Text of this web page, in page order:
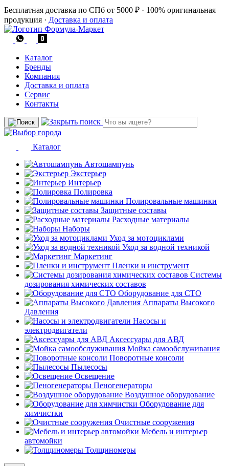
Бесплатная доставка по СПб от 5000 ₽ · 100% оригинальная
продукция · Доставка и оплата
Каталог
Бренды
Компания
Доставка и оплата
Сервис
Контакты
Каталог
Автошампунь
Экстерьер
Интерьер
Полировка
Полировальные машинки
Защитные составы
Расходные материалы
Наборы
Уход за мотоциклами
Уход за водной техникой
Маркетинг
Пленки и инструмент
Системы
дозирования химических составов
Оборудование для СТО
Аппараты Высокого
Давления
Насосы и
электродвигатели
Аксессуары для АВД
Мойка самообслуживания
Поворотные консоли
Пылесосы
Освещение
Пеногенераторы
Воздушное оборудование
Оборудование для
химчистки
Очистные сооружения
Мебель и интерьер
автомойки
Толщиномеры